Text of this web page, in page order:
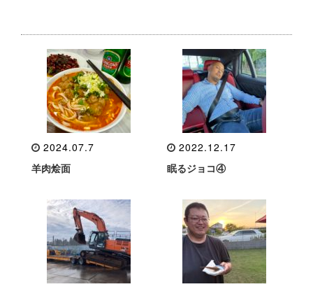
2024.07.7
羊肉烩面
2022.12.17
眠るジョコ④